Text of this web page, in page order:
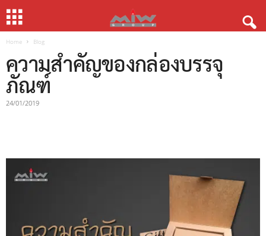
Home Blog
ความสำคัญของกล่องบรรจุ
ภัณฑ์
24/01/2019